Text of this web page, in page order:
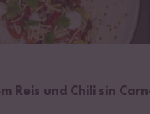
Reis und Chili sin